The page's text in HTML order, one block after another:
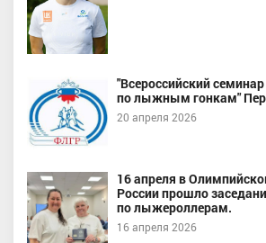
"Всероссийский
по лыжным гонкам"
20 апреля 2026
16 апреля в
России прошло
по лыжероллерам.
16 апреля 2026